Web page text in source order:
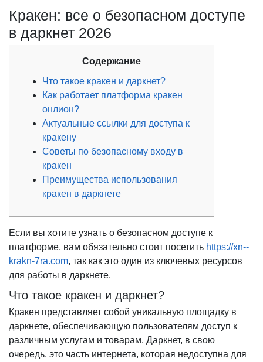
Кракен: все о безопасном доступе
в даркнет 2026
Содержание
Что такое кракен и даркнет?
Как работает платформа кракен
онлион?
Актуальные ссылки для доступа к
кракену
Советы по безопасному входу в
кракен
Преимущества использования
кракен в даркнете
Если вы хотите узнать о безопасном доступе к
платформе, вам обязательно стоит посетить https://xn--
krakn-7ra.com, так как это один из ключевых ресурсов
для работы в даркнете.
Что такое кракен и даркнет?
Кракен представляет собой уникальную площадку в
даркнете, обеспечивающую пользователям доступ к
различным услугам и товарам. Даркнет, в свою
очередь, это часть интернета, которая недоступна для